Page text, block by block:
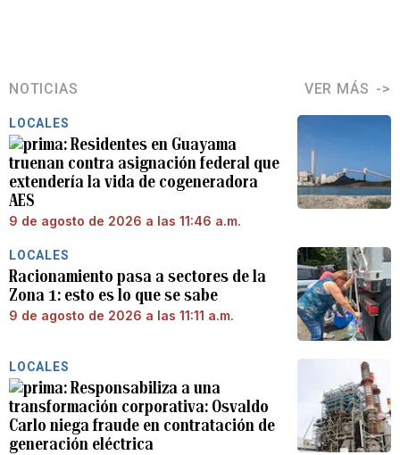
NOTICIAS VER MÁS
LOCALES
Residentes en Guayama
truenan contra asignación federal que
extendería la vida de cogeneradora
AES
9 de agosto de 2026 a las 11:46 a.m.
LOCALES
Racionamiento pasa a sectores de la
Zona 1: esto es lo que se sabe
9 de agosto de 2026 a las 11:11 a.m.
LOCALES
Responsabiliza a una
transformación corporativa: Osvaldo
Carlo niega fraude en contratación de
generación eléctrica